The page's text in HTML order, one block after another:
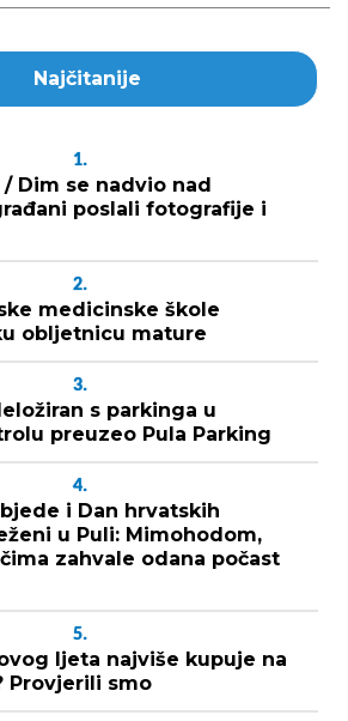
Najčitanije
1.
/ Dim se nadvio nad
poslali fotografije i
2.
medicinske škole
obljetnicu mature
3.
s parkinga u
preuzeo Pula Parking
4.
i Dan hrvatskih
u Puli: Mimohodom,
zahvale odana počast
5.
ljeta najviše kupuje na
Provjerili smo